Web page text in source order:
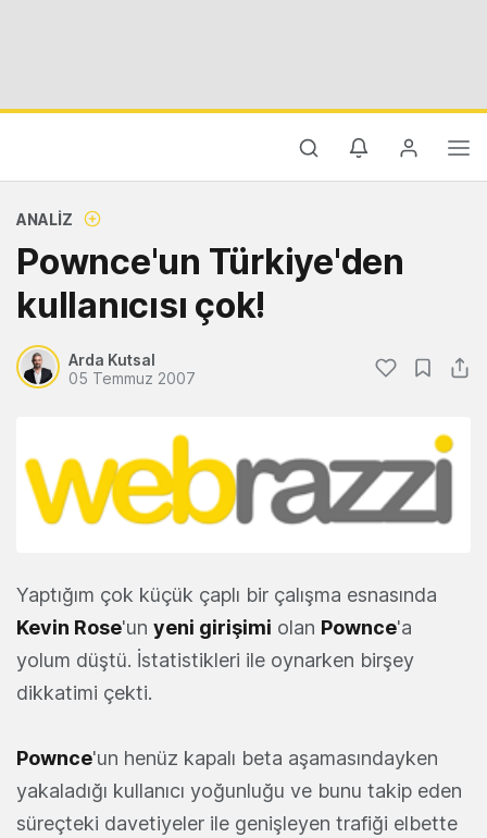
ANALIZ
Pownce'un Türkiye'den
kullanıcısı çok!
Arda Kutsal
05 Temmuz 2007
Yaptığım çok küçük çaplı bir çalışma esnasında
Kevin Rose'un yeni girişimi olan Pownce'a
yolum düştü. İstatistikleri ile oynarken birşey
dikkatimi çekti.
Pownce'un henüz kapalı beta aşamasındayken
yakaladığı kullanıcı yoğunluğu ve bunu takip eden
süreçteki davetiyeler ile genişleyen trafiği elbette